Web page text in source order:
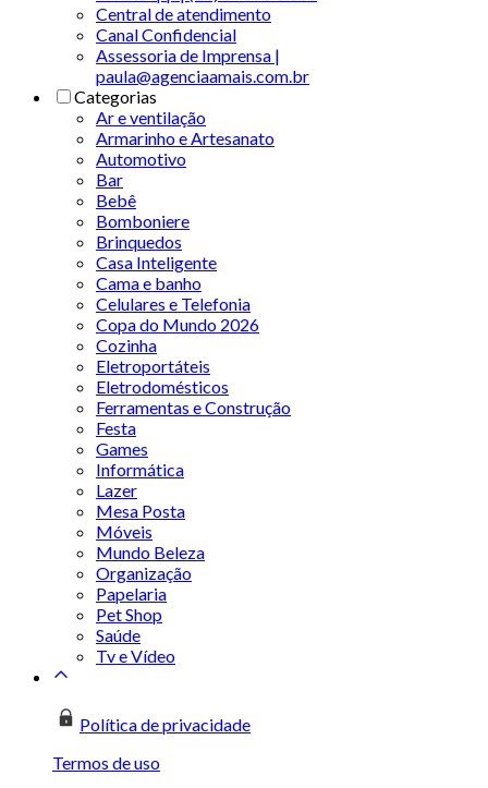
Central de atendimento
Canal Confidencial
Assessoria de Imprensa |
paula@agenciaamais.com.br
Categorias
Ar e ventilação
Armarinho e Artesanato
Automotivo
Bar
Bebê
Bomboniere
Brinquedos
Casa Inteligente
Cama e banho
Celulares e Telefonia
Copa do Mundo 2026
Cozinha
Eletroportáteis
Eletrodomésticos
Ferramentas e Construção
Festa
Games
Informática
Lazer
Mesa Posta
Móveis
Mundo Beleza
Organização
Papelaria
Pet Shop
Saúde
Tv e Vídeo
Política de privacidade
Termos de uso